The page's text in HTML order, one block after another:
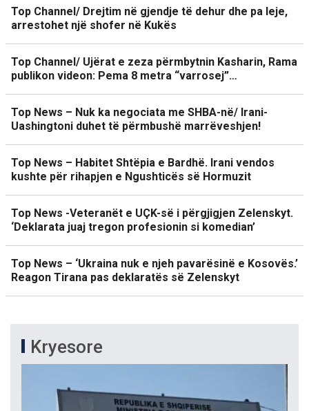
Top Channel/ Drejtim në gjendje të dehur dhe pa leje,
arrestohet një shofer në Kukës
Top Channel/ Ujërat e zeza përmbytnin Kasharin, Rama
publikon videon: Pema 8 metra “varrosej”…
Top News – Nuk ka negociata me SHBA-në/ Irani-
Uashingtoni duhet të përmbushë marrëveshjen!
Top News – Habitet Shtëpia e Bardhë. Irani vendos
kushte për rihapjen e Ngushticës së Hormuzit
Top News -Veteranët e UÇK-së i përgjigjen Zelenskyt.
‘Deklarata juaj tregon profesionin si komedian’
Top News – ‘Ukraina nuk e njeh pavarësinë e Kosovës.’
Reagon Tirana pas deklaratës së Zelenskyt
Kryesore